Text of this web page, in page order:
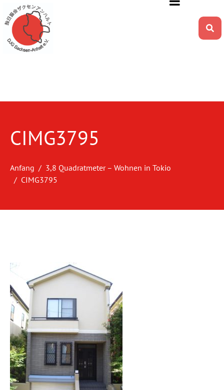
CIMG3795
Anfang
3,8 Quadratmeter – Wohnen in Tokio
CIMG3795